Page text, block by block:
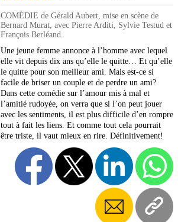
COMÉDIE de Gérald Aubert, mise en scène de
Bernard Murat, avec Pierre Arditi, Sylvie Testud et
François Berléand.
Une jeune femme annonce à l’homme avec lequel
elle vit depuis dix ans qu’elle le quitte… Et qu’elle
le quitte pour son meilleur ami. Mais est-ce si
facile de briser un couple et de perdre un ami?
Dans cette comédie sur l’amour mis à mal et
l’amitié rudoyée, on verra que si l’on peut jouer
avec les sentiments, il est plus difficile d’en rompre
tout à fait les liens. Et comme tout cela pourrait
être triste, il vaut mieux en rire. Définitivement!